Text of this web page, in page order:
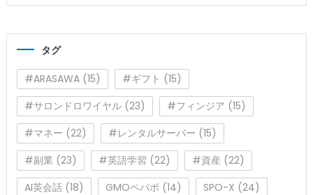
テ
タグ
#ARASAWA(15) #ギフト (15)
#サロンドロワイヤル(23) #フィンジア (15)
#マネー (22) #レンタルサーバー (15)
#副業 (23) #英語学習 (22) #資産 (22)
AI英会話(18) GMOペパボ (14) SPO-X (24)